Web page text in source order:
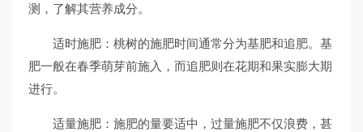
测，了解其营养成分。
适时施肥：桃树的施肥时间通常分为基肥和追肥。基
肥一般在春季萌芽前施入，而追肥则在花期和果实膨大期
进行。
适量施肥：施肥的量要适中，过量施肥不仅浪费，甚